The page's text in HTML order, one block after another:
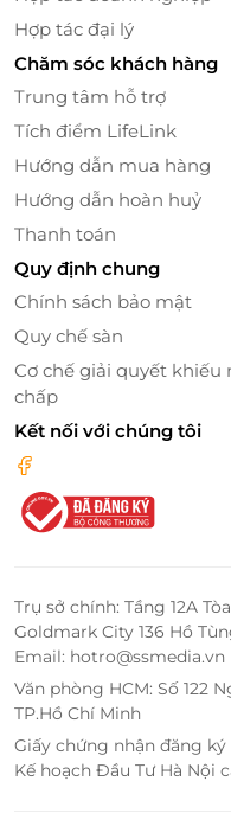
Đặt thẻ quà tặng
hảo cho tín đồ ẩm thực!
Hợp tác đại lý
Chăm sóc khách hàng
Trung tâm hỗ trợ
Tích điểm LifeLink
Hướng dẫn mua hàng
Hướng dẫn hoàn huỷ
Thanh toán
Quy định chung
Chính sách bảo mật
Quy chế sàn
Cơ chế giải quyết khiếu
chấp
Kết nối với chúng tôi
Trụ sở chính: Tầng 12A
Goldmark City 136 Hồ
Email: hotro@ssmedia.vn
Văn phòng HCM: Số 122
TP.Hồ Chí Minh
Giấy chứng nhận đăng ký
Kế hoạch Đầu Tư Hà Nội